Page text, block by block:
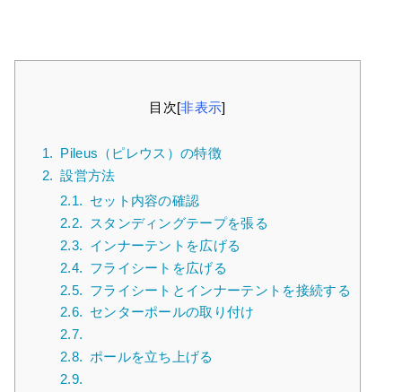
目次[非表示]
1. Pileus（ピレウス）の特徴
2. 設営方法
2.1. セット内容の確認
2.2.
スタンディングテープを張る
2.3. インナーテントを広げる
2.4. フライシートを広げる
2.5. フライシートとインナーテントを接続する
2.6. センターポールの取り付け
2.7.
2.8. ポールを立ち上げる
2.9.